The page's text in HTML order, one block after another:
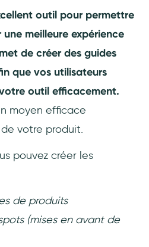
outil pour permettre
meilleure expérience
de créer des guides
que vos utilisateurs
outil efficacement.
moyen efficace
votre produit.
pouvez créer les
de produits
(mises en avant de